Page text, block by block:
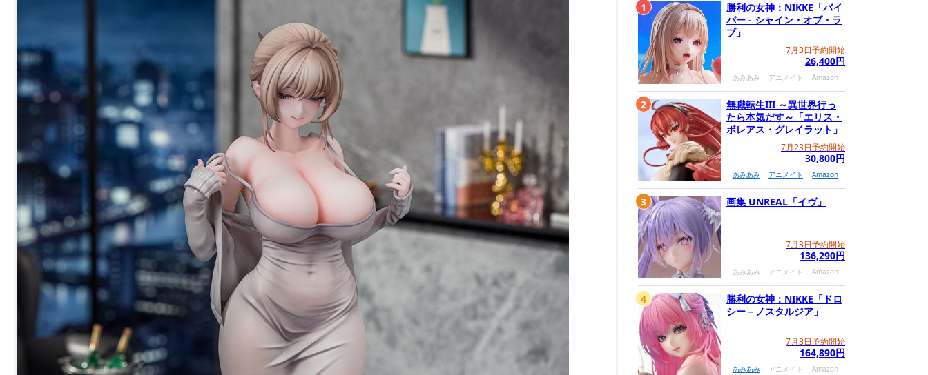
勝利の女神：NIKKE「バイ
パー - シャイン・オブ・ラ
ブ」
7月3日予約開始
26,400円
あみあみ アニメイト Amazon
1
無職転生III ～異世界行っ
たら本気だす～「エリス・
ボレアス・グレイラット」
7月23日予約開始
30,800円
あみあみ アニメイト Amazon
2
画集 UNREAL「イヴ」
7月3日予約開始
136,290円
あみあみ アニメイト Amazon
3
勝利の女神：NIKKE「ドロ
シー－ノスタルジア」
7月3日予約開始
164,890円
あみあみ アニメイト Amazon
4